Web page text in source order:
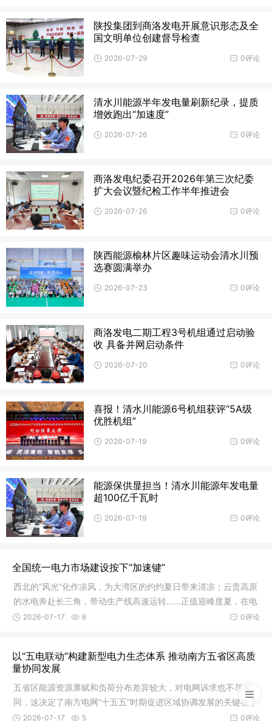
陕投集团到商洛发电开展意识形态及全
国文明单位创建督导检查
0评论
2026-07-29
清水川能源半年发电量刷新纪录，提质
增效跑出“加速度”
0评论
2026-07-26
商洛发电纪委召开2026年第三次纪委
扩大会议暨纪检工作半年推进会
0评论
2026-07-26
陕西能源榆林片区趣味运动会清水川预
选赛圆满举办
0评论
2026-07-23
商洛发电二期工程3号机组通过启动验
收 具备并网启动条件
0评论
2026-07-20
喜报！清水川能源6号机组获评“5A级
优胜机组”
0评论
2026-07-19
能源保供显担当！清水川能源年发电量
超100亿千瓦时
0评论
2026-07-19
全国统一电力市场建设按下“加速键”
西北的“风光”化作凉风，为大湾区的灼灼夏日带来清凉；云贵高原
的水电奔赴长三角，带动生产线高速运转……正值迎峰度夏，在电
力
0评论
2026-07-17 6
以“五电联动”构建新型电力生态体系 推动南方五省区高质
量协同发展
五省区能源资源禀赋和负荷分布差异较大，对电网诉求也不尽相
同，这决定了南方电网“十五五”时期促进区域协调发展的关键在于
让各
0评论
2026-07-17 5